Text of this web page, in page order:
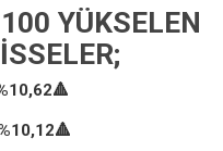
YÜKSELEN
🔺
🔺